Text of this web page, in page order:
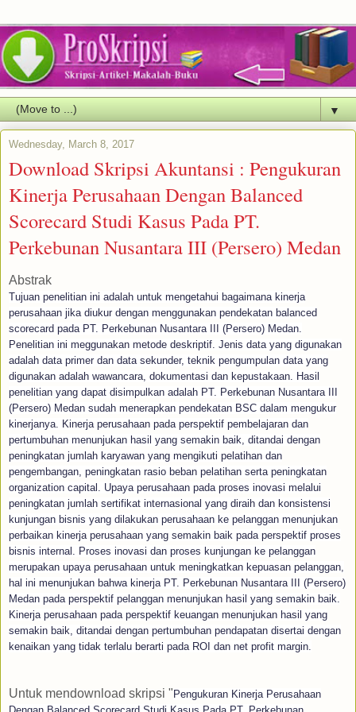
▼
Wednesday, March 8, 2017
Download Skripsi Akuntansi : Pengukuran
Kinerja Perusahaan Dengan Balanced
Scorecard Studi Kasus Pada PT.
Perkebunan Nusantara III (Persero) Medan
Abstrak
Tujuan penelitian ini adalah untuk mengetahui bagaimana kinerja
perusahaan jika diukur dengan menggunakan pendekatan balanced
scorecard pada PT. Perkebunan Nusantara III (Persero) Medan.
Penelitian ini meggunakan metode deskriptif. Jenis data yang digunakan
adalah data primer dan data sekunder, teknik pengumpulan data yang
digunakan adalah wawancara, dokumentasi dan kepustakaan. Hasil
penelitian yang dapat disimpulkan adalah PT. Perkebunan Nusantara III
(Persero) Medan sudah menerapkan pendekatan BSC dalam mengukur
kinerjanya. Kinerja perusahaan pada perspektif pembelajaran dan
pertumbuhan menunjukan hasil yang semakin baik, ditandai dengan
peningkatan jumlah karyawan yang mengikuti pelatihan dan
pengembangan, peningkatan rasio beban pelatihan serta peningkatan
organization capital. Upaya perusahaan pada proses inovasi melalui
peningkatan jumlah sertifikat internasional yang diraih dan konsistensi
kunjungan bisnis yang dilakukan perusahaan ke pelanggan menunjukan
perbaikan kinerja perusahaan yang semakin baik pada perspektif proses
bisnis internal. Proses inovasi dan proses kunjungan ke pelanggan
merupakan upaya perusahaan untuk meningkatkan kepuasan pelanggan,
hal ini menunjukan bahwa kinerja PT. Perkebunan Nusantara III (Persero)
Medan pada perspektif pelanggan menunjukan hasil yang semakin baik.
Kinerja perusahaan pada perspektif keuangan menunjukan hasil yang
semakin baik, ditandai dengan pertumbuhan pendapatan disertai dengan
kenaikan yang tidak terlalu berarti pada ROI dan net profit margin.
Untuk mendownload skripsi "Pengukuran Kinerja Perusahaan